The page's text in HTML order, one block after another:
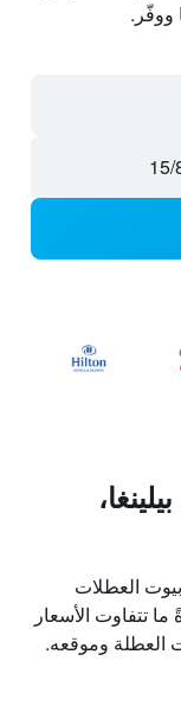
العطلات
ما تتفاوت الأسعار
العطلة وموقعه.